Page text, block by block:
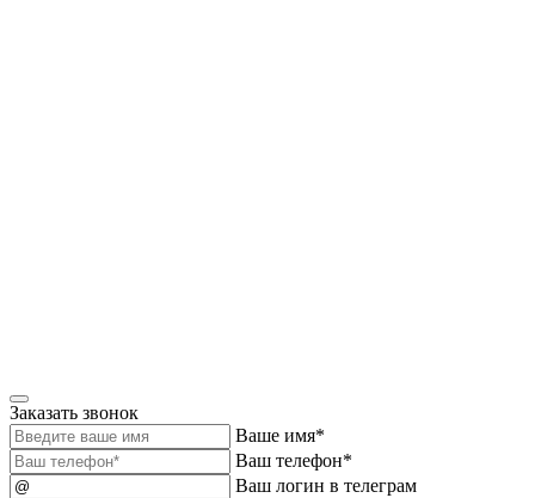
Заказать звонок
Ваше имя*
Ваш телефон*
Ваш логин в телеграм